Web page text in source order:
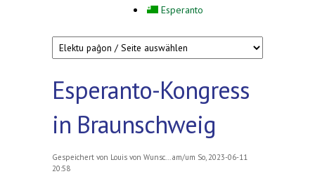
Esperanto
Esperanto-Kongress
in Braunschweig
Gespeichert von Louis von Wunsc...
am/um So, 2023-06-11
20:58